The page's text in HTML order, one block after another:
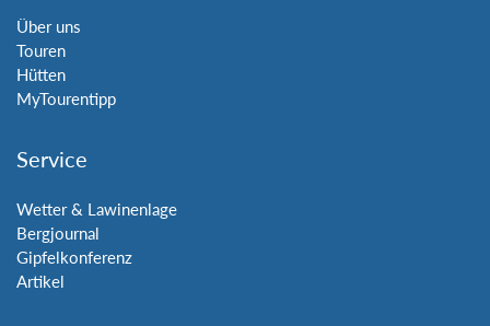
Über uns
Touren
Hütten
MyTourentipp
Service
Wetter & Lawinenlage
Bergjournal
Gipfelkonferenz
Artikel